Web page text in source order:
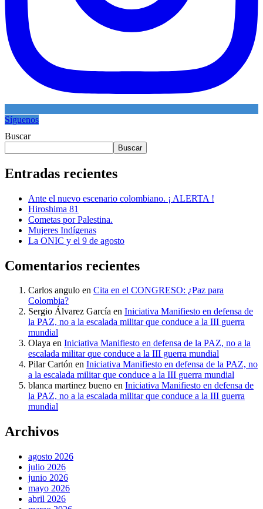
Síguenos
Buscar
Buscar
Entradas recientes
Ante el nuevo escenario colombiano. ¡ ALERTA !
Hiroshima 81
Cometas por Palestina.
Mujeres Indígenas
La ONIC y el 9 de agosto
Comentarios recientes
Carlos angulo en Cita en el CONGRESO: ¿Paz para
Colombia?
Sergio Álvarez García en Iniciativa Manifiesto en defensa de
la PAZ, no a la escalada militar que conduce a la III guerra
mundial
Olaya en Iniciativa Manifiesto en defensa de la PAZ, no a la
escalada militar que conduce a la III guerra mundial
Pilar Cartón en Iniciativa Manifiesto en defensa de la PAZ, no
a la escalada militar que conduce a la III guerra mundial
blanca martinez bueno en Iniciativa Manifiesto en defensa de
la PAZ, no a la escalada militar que conduce a la III guerra
mundial
Archivos
agosto 2026
julio 2026
junio 2026
mayo 2026
abril 2026